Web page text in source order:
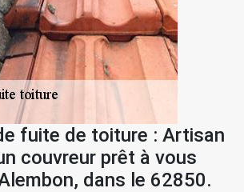
fuite de toiture : Artisan
couvreur prêt à vous
dans le 62850.